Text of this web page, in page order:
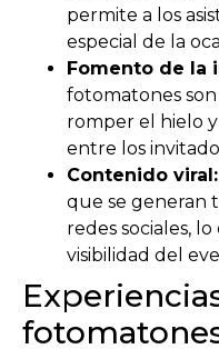
permite a los
especial de la
Fomento de la
fotomatones
romper el hielo
entre los
Contenido viral:
que se generan
redes sociales,
visibilidad del